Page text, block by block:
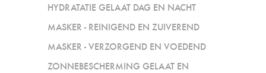
HYDRATATIE GELAAT DAG EN NACHT
MASKER - REINIGEND EN ZUIVEREND
MASKER - VERZORGEND EN VOEDEND
ZONNEBESCHERMING GELAAT EN